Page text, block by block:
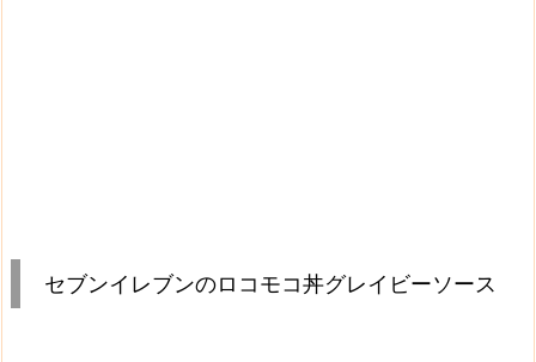
セブンイレブンのロコモコ丼グレイビーソース